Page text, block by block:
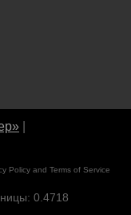
Policy and Terms of Service
0.4718